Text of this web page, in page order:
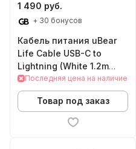
1 490 руб.
+ 30 бонусов
Кабель питания uBear
Life Cable USB-C to
Lightning (White 1.2m
DC11WH12LF-CL)
Последняя цена на наличие
Товар под заказ